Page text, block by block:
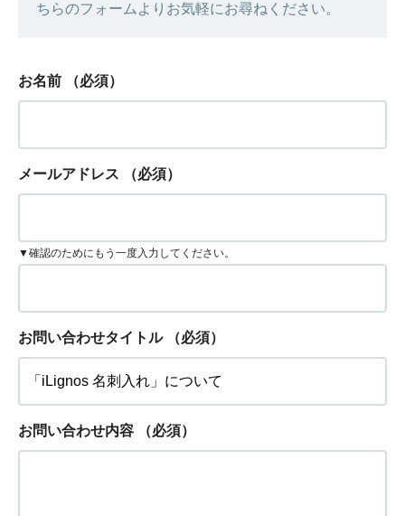
ちらのフォームよりお気軽にお尋ねください。
お名前 （必須）
メールアドレス （必須）
▼確認のためにもう一度入力してください。
お問い合わせタイトル （必須）
お問い合わせ内容 （必須）